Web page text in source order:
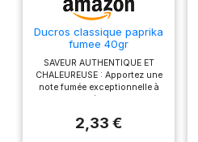
Ducros classique paprika
fumee 40gr
SAVEUR AUTHENTIQUE ET
CHALEUREUSE : Apportez une
note fumée exceptionnelle à
au bois de chêne pour une
2,33 €